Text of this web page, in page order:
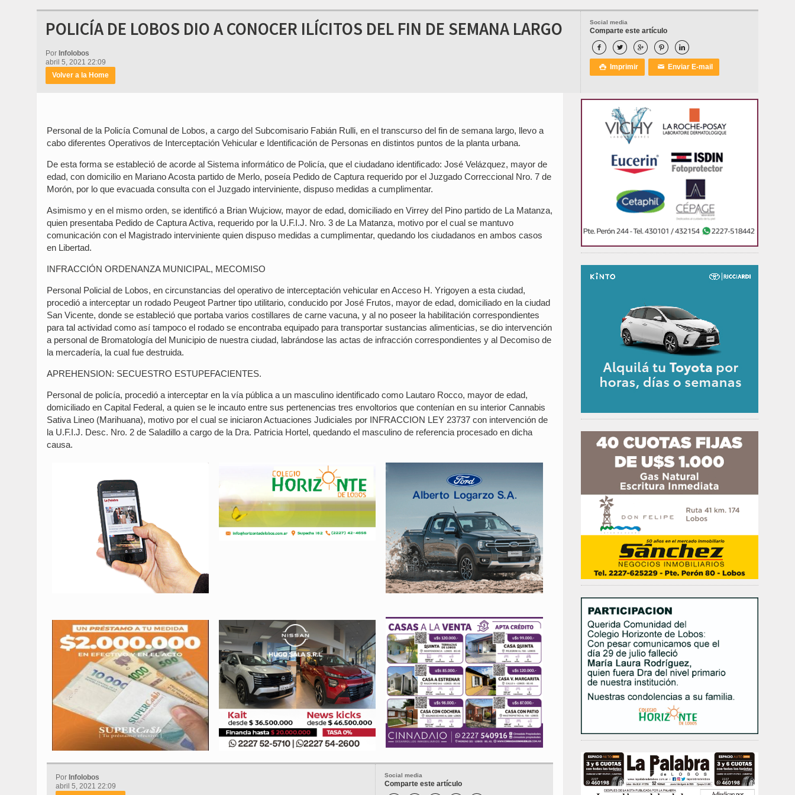
Social media
Comparte este artículo
    
 Imprimir ✉ Enviar E-mail
POLICÍA DE LOBOS DIO A CONOCER ILÍCITOS DEL FIN DE SEMANA LARGO
Por Infolobos
abril 5, 2021 22:09
Volver a la Home
Personal de la Policía Comunal de Lobos, a cargo del Subcomisario Fabián Rulli, en el transcurso del fin de semana largo, llevo a
cabo diferentes Operativos de Interceptación Vehicular e Identificación de Personas en distintos puntos de la planta urbana.
De esta forma se estableció de acorde al Sistema informático de Policía, que el ciudadano identificado: José Velázquez, mayor de
edad, con domicilio en Mariano Acosta partido de Merlo, poseía Pedido de Captura requerido por el Juzgado Correccional Nro. 7 de
Morón, por lo que evacuada consulta con el Juzgado interviniente, dispuso medidas a cumplimentar.
Asimismo y en el mismo orden, se identificó a Brian Wujciow, mayor de edad, domiciliado en Virrey del Pino partido de La Matanza,
quien presentaba Pedido de Captura Activa, requerido por la U.F.I.J. Nro. 3 de La Matanza, motivo por el cual se mantuvo
comunicación con el Magistrado interviniente quien dispuso medidas a cumplimentar, quedando los ciudadanos en ambos casos
en Libertad.
INFRACCIÓN ORDENANZA MUNICIPAL, MECOMISO
Personal Policial de Lobos, en circunstancias del operativo de interceptación vehicular en Acceso H. Yrigoyen a esta ciudad,
procedió a interceptar un rodado Peugeot Partner tipo utilitario, conducido por José Frutos, mayor de edad, domiciliado en la ciudad
San Vicente, donde se estableció que portaba varios costillares de carne vacuna, y al no poseer la habilitación correspondientes
para tal actividad como así tampoco el rodado se encontraba equipado para transportar sustancias alimenticias, se dio intervención
a personal de Bromatología del Municipio de nuestra ciudad, labrándose las actas de infracción correspondientes y al Decomiso de
la mercadería, la cual fue destruida.
APREHENSION: SECUESTRO ESTUPEFACIENTES.
Personal de policía, procedió a interceptar en la vía pública a un masculino identificado como Lautaro Rocco, mayor de edad,
domiciliado en Capital Federal, a quien se le incauto entre sus pertenencias tres envoltorios que contenían en su interior Cannabis
Sativa Lineo (Marihuana), motivo por el cual se iniciaron Actuaciones Judiciales por INFRACCION LEY 23737 con intervención de
la U.F.I.J. Desc. Nro. 2 de Saladillo a cargo de la Dra. Patricia Hortel, quedando el masculino de referencia procesado en dicha
causa.
Social media
Comparte este artículo
Por Infolobos
abril 5, 2021 22:09